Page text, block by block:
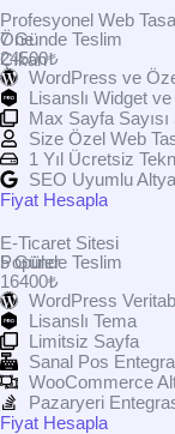
Profesyonel Web
Öne
Çıkan
7 Günde Teslim
24500₺
WordPress ve
Lisanslı Widget
Max Sayfa Sayısı
Size Özel Web
1 Yıl Ücretsiz
SEO Uyumlu
Fiyat Hesapla
E-Ticaret Sitesi
Popüler
5 Günde Teslim
16400₺
WordPress
Lisanslı Tema
Limitsiz Sayfa
Sanal Pos
WooCommerce
Pazaryeri
Fiyat Hesapla